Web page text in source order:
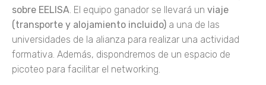
sobre EELISA . El equipo ganador se llevará un viaje
(transporte y alojamiento incluido) a una de las
universidades de la alianza para realizar una actividad
formativa. Además, dispondremos de un espacio de
picoteo para facilitar el networking.